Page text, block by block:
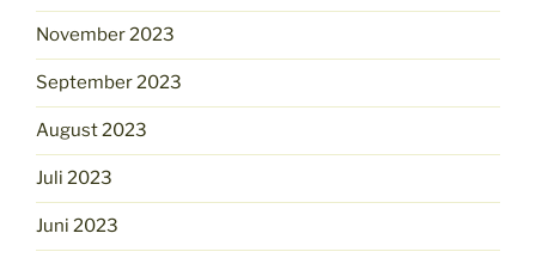
November 2023
September 2023
August 2023
Juli 2023
Juni 2023